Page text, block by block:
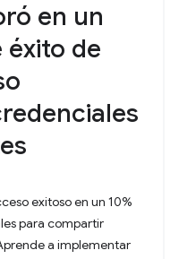
en un
éxito de
exitoso en un 10%
para compartir
a implementar